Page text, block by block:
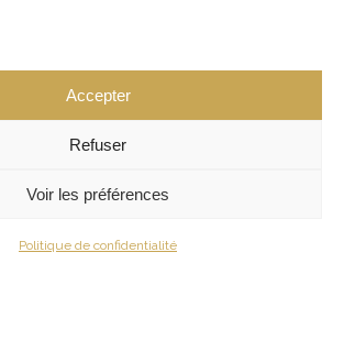
Accepter
Refuser
Voir les préférences
Politique de confidentialité
as numerous species of bat that live in
and surrounding rock faces.
de Tuf »provides a utopic setting where
the surrounding landscape.